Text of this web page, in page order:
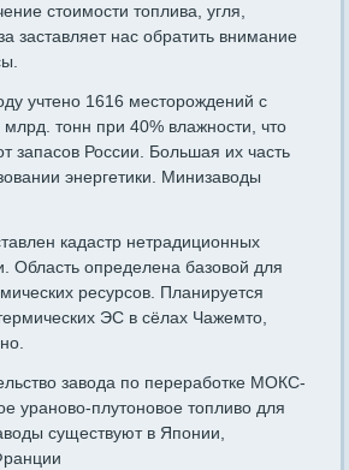
стоимости топлива, угля,
заставляет нас обратить внимание
учтено 1616 месторождений с
тонн при 40% влажности, что
запасов России. Большая их часть
энергетики. Минизаводы
кадастр нетрадиционных
Область определена базовой для
ресурсов. Планируется
ЭС в сёлах Чажемто,
завода по переработке МОКС-
ураново-плутоновое топливо для
существуют в Японии,